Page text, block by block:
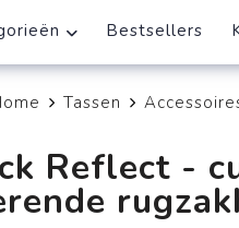
Bestsellers
Tassen
Reflect -